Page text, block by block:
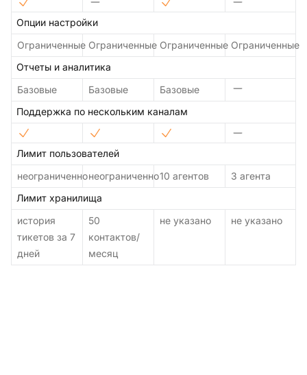
Опции настройки
Ограниченные Ограниченные Ограниченные Ограниченные
Отчеты и аналитика
Базовые
Базовые
Базовые
Поддержка по нескольким каналам
Лимит пользователей
неограниченнонеограниченно10 агентов
3 агента
Лимит хранилища
история
тикетов за 7
дней
50
контактов/
месяц
не указано не указано